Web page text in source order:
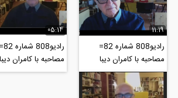
11:19
رادیو808 شماره 82=
مصاحبه با کامران دیبا
-بخش سوم-پاسخ كامران
ديبا به نقد بهرام...
05:14
رادیو808 شماره 82=
مصاحبه با کامران دیبا
-بخش دوم-جایگاه